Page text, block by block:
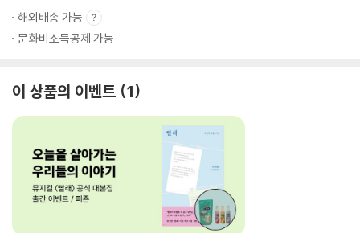
해외배송 가능
문화비소득공제 가능
이 상품의 이벤트 1